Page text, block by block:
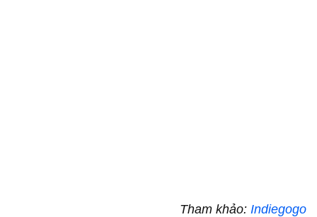
Tham khảo: Indiegogo